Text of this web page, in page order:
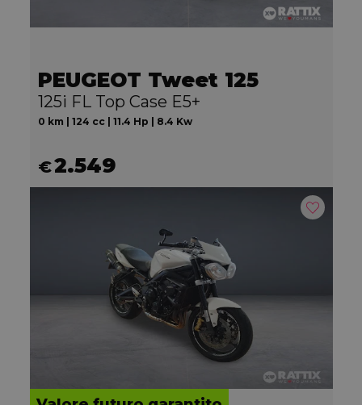
PEUGEOT Tweet 125
125i FL Top Case E5+
0 km | 124 cc | 11.4 Hp | 8.4 Kw
€2.549